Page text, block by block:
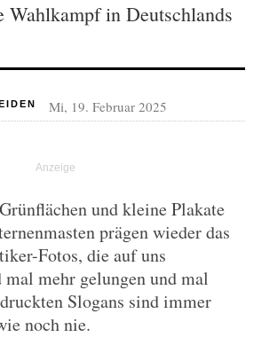
Wahlkampf in Deutschlands
Mi, 19. Februar 2025
und kleine Plakate
prägen wieder das
Fotos, die auf uns
mal mehr gelungen und mal
Slogans sind immer
noch nie.